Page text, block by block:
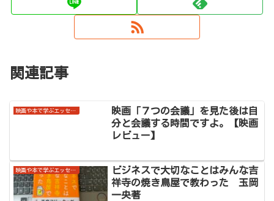
関連記事
映画や本で学ぶエッセンス
映画「７つの会議」を見た後は自
分と会議する時間ですよ。【映画
レビュー】
映画や本で学ぶエッセンス
ビジネスで大切なことはみんな吉
祥寺の焼き鳥屋で教わった 玉岡
一央著